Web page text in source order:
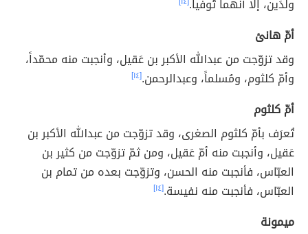
ولَدَين، إلّا أنّهما تُوفّيا.
أمّ هانئ
وقد تزوّجت من عبدالله الأكبر بن عَقيل، وأنجبت منه محمّداً،
وأمّ كلثوم، ومُسلماً، وعبدالرحمن.[١٤]
أمّ كلثوم
تُعرَف بأمّ كلثوم الصغرى، وقد تزوّجت من عبدالله الأكبر بن
عَقيل، وأنجبت منه أمّ عَقيل، ومن ثمّ تزوّجت من كثير بن
العبّاس، فأنجبت منه الحسن، وتزوّجت بعده من تمام بن
العبّاس، فأنجبت منه نفيسة.[١٤]
ميمونة